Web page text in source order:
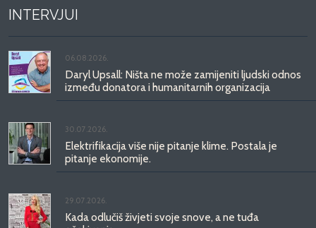
INTERVJUI
06.08.2026.
Daryl Upsall: Ništa ne može zamijeniti ljudski odnos
između donatora i humanitarnih organizacija
30.07.2026.
Elektrifikacija više nije pitanje klime. Postala je
pitanje ekonomije.
29.07.2026.
Kada odlučiš živjeti svoje snove, a ne tuđa